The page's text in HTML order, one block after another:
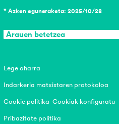
* Azken eguneraketa: 2025/10/28
Arauen betetzea
Lege oharra
Indarkeria matxistaren protokoloa
Cookie politika Cookiak konfiguratu
Pribazitate politika